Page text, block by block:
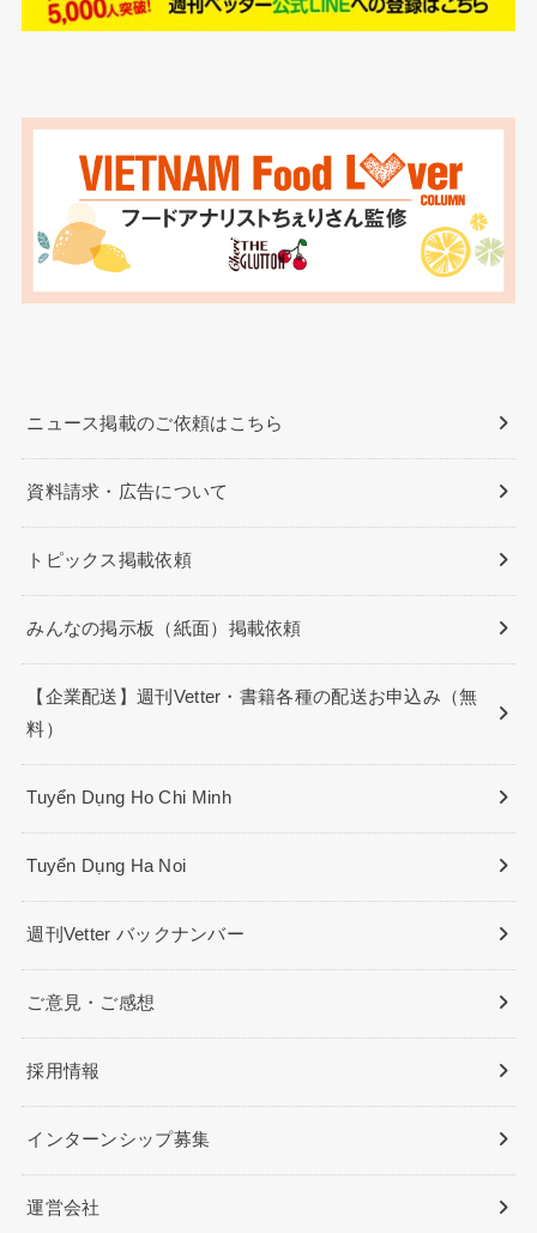
ニュース掲載のご依頼はこちら
資料請求・広告について
トピックス掲載依頼
みんなの掲示板（紙面）掲載依頼
【企業配送】週刊Vetter・書籍各種の配送お申込み（無
料）
Tuyển Dụng Ho Chi Minh
Tuyển Dụng Ha Noi
週刊Vetter バックナンバー
ご意見・ご感想
採用情報
インターンシップ募集
運営会社